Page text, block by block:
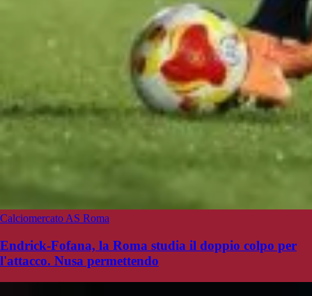
Calciomercato AS Roma
Endrick-Fofana, la Roma studia il doppio colpo per
l'attacco. Nusa permettendo